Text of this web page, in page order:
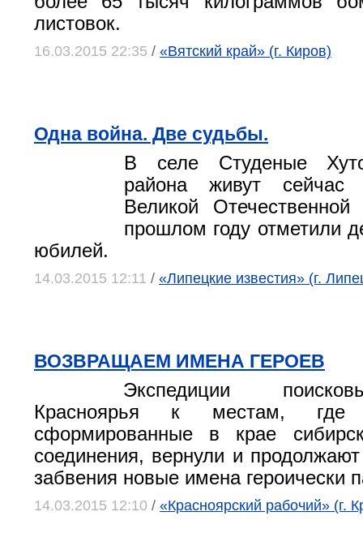
листовок.
16.03.2015 22:35 / «Вятский край» (г. Киров)
Одна война. Две судьбы.
В селе Студеные
района живут сейчас
Великой
прошлом году отметили
юбилей.
14.03.2015 12:11 / «Липецкие известия» (г.
ВОЗВРАЩАЕМ ИМЕНА ГЕРОЕВ
Экспедиции
Красноярья к местам,
сформированные в крае
соединения, вернули и
забвения новые имена героически
14.03.2015 12:10 / «Красноярский рабочий» (г.